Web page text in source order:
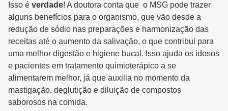
Isso é verdade! A doutora conta que o MSG pode trazer
alguns benefícios para o organismo, que vão desde a
redução de sódio nas preparações e harmonização das
receitas até o aumento da salivação, o que contribui para
uma melhor digestão e higiene bucal. Isso ajuda os idosos
e pacientes em tratamento quimioterápico a se
alimentarem melhor, já que auxilia no momento da
mastigação, deglutição e diluição de compostos
saborosos na comida.